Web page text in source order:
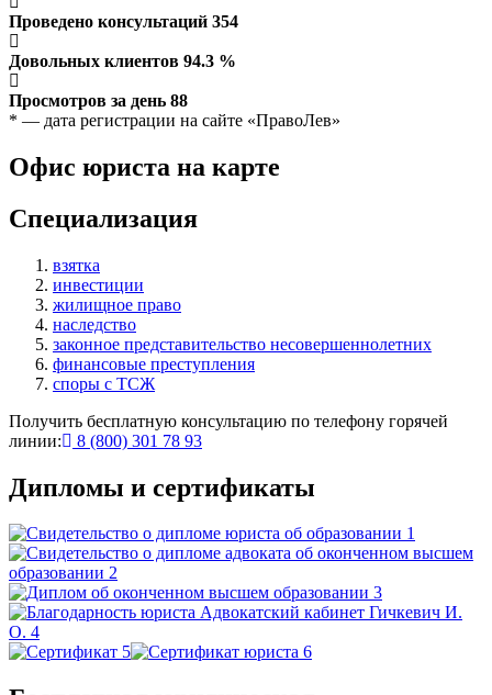
Проведено консультаций 354
Довольных клиентов 94.3 %
Просмотров за день 88
* — дата регистрации на сайте «ПравоЛев»
Офис юриста на карте
Специализация
взятка
инвестиции
жилищное право
наследство
законное представительство несовершеннолетних
финансовые преступления
споры с ТСЖ
Получить бесплатную консультацию по телефону горячей
линии:
8 (800) 301 78 93
Дипломы и сертификаты